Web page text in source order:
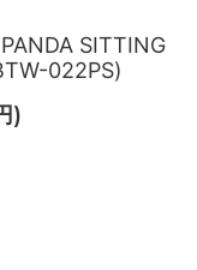
SITTING
022PS)
)